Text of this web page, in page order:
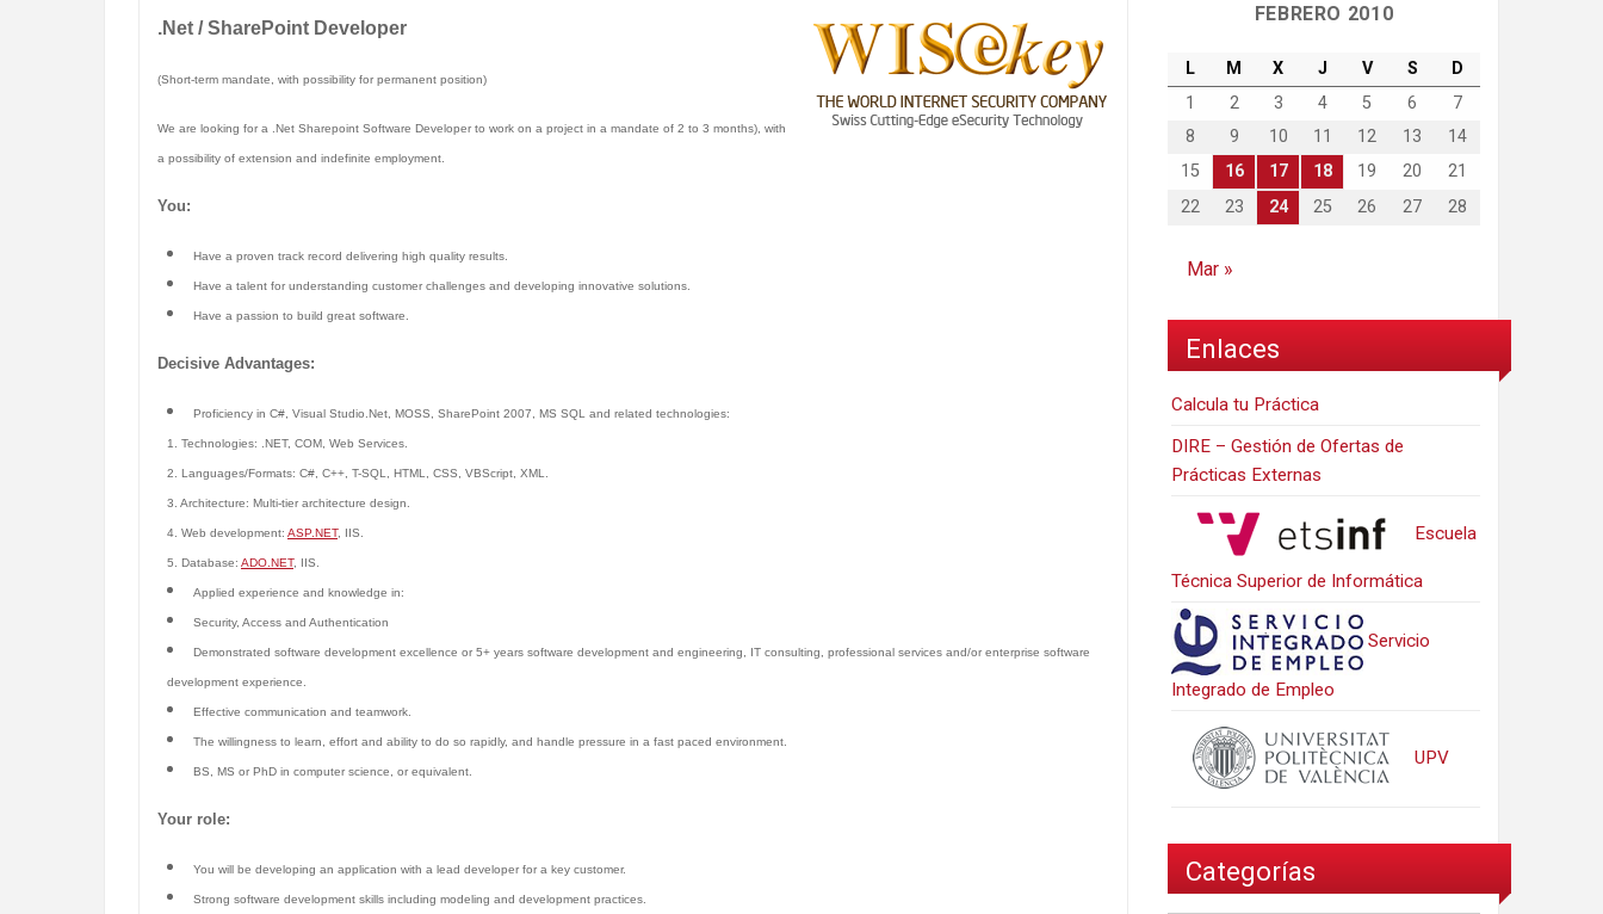
.Net / SharePoint Developer
(Short-term mandate, with possibility for permanent position)
We are looking for a .Net Sharepoint Software Developer to work on a project in a mandate of 2 to 3 months), with
a possibility of extension and indefinite employment.
You:
Have a proven track record delivering high quality results.
Have a talent for understanding customer challenges and developing innovative solutions.
Have a passion to build great software.
Decisive Advantages:
Proficiency in C#, Visual Studio.Net, MOSS, SharePoint 2007, MS SQL and related technologies:
1. Technologies: .NET, COM, Web Services.
2. Languages/Formats: C#, C++, T-SQL, HTML, CSS, VBScript, XML.
3. Architecture: Multi-tier architecture design.
4. Web development: ASP.NET, IIS.
5. Database: ADO.NET, IIS.
Applied experience and knowledge in:
Security, Access and Authentication
Demonstrated software development excellence or 5+ years software development and engineering, IT consulting, professional services and/or enterprise software
development experience.
Effective communication and teamwork.
The willingness to learn, effort and ability to do so rapidly, and handle pressure in a fast paced environment.
BS, MS or PhD in computer science, or equivalent.
Your role:
You will be developing an application with a lead developer for a key customer.
Strong software development skills including modeling and development practices.
FEBRERO 2010
L M X J V S
D
1
2 3 4 5 6
7
8
9 10 11 12 13
14
15
16 17 18 19 20
21
22
23 24 25 26 27 28
Mar »
Enlaces
Calcula tu Práctica
DIRE – Gestión de Ofertas de
Prácticas Externas
Escuela
Técnica Superior de Informática
Servicio
Integrado de Empleo
UPV
Categorías